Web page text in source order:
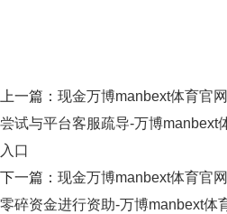
上一篇： 现金万博manbext体育官
尝试与平台客服疏导-万博manbext
入口
下一篇： 现金万博manbext体育官
零碎资金进行资助-万博manbext体